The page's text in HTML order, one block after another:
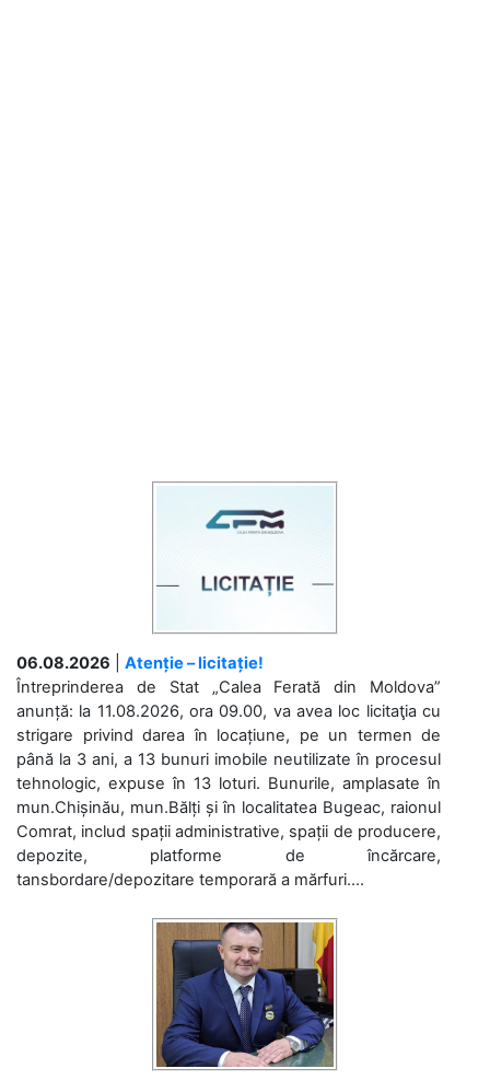
06.08.2026
Atenție – licitație!
Întreprinderea de Stat „Calea Ferată din Moldova”
anunță: la 11.08.2026, ora 09.00, va avea loc licitaţia cu
strigare privind darea în locațiune, pe un termen de
până la 3 ani, a 13 bunuri imobile neutilizate în procesul
tehnologic, expuse în 13 loturi. Bunurile, amplasate în
mun.Chișinău, mun.Bălți și în localitatea Bugeac, raionul
Comrat, includ spații administrative, spații de producere,
depozite, platforme de încărcare,
tansbordare/depozitare temporară a mărfuri....